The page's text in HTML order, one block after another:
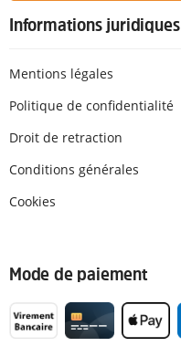
Informations juridiques
Mentions légales
Politique de confidentialité
Droit de retraction
Conditions générales
Cookies
Mode de paiement